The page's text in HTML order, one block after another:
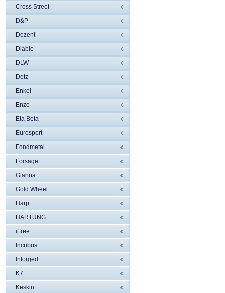
Cross Street
D&P
Dezent
Diablo
DLW
Dotz
Enkei
Enzo
Eta Beta
Eurosport
Fondmetal
Forsage
Gianna
Gold Wheel
Harp
HARTUNG
iFree
Incubus
Inforged
K7
Keskin